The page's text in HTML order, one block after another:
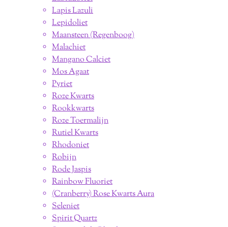
Lapis Lazuli
Lepidoliet
Maansteen (Regenboog)
Malachiet
Mangano Calciet
Mos Agaat
Pyriet
Roze Kwarts
Rookkwarts
Roze Toermalijn
Rutiel Kwarts
Rhodoniet
Robijn
Rode Jaspis
Rainbow Fluoriet
(Cranberry) Rose Kwarts Aura
Seleniet
Spirit Quartz